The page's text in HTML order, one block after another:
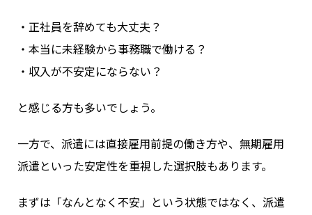
・正社員を辞めても大丈夫？
・本当に未経験から事務職で働ける？
・収入が不安定にならない？
と感じる方も多いでしょう。
一方で、派遣には直接雇用前提の働き方や、無期雇用
派遣といった安定性を重視した選択肢もあります。
まずは「なんとなく不安」という状態ではなく、派遣